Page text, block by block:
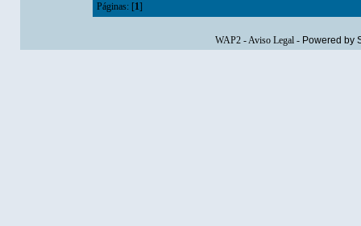
Páginas: [1]
WAP2-Aviso Legal- Powered by